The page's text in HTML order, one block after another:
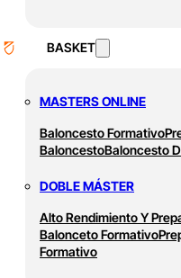
BASKET
MASTERS ONLINE
Baloncesto Formativo
BaloncestoBaloncesto
DOBLE MÁSTER
Alto Rendimiento Y
Balonceto Formativo
Formativo